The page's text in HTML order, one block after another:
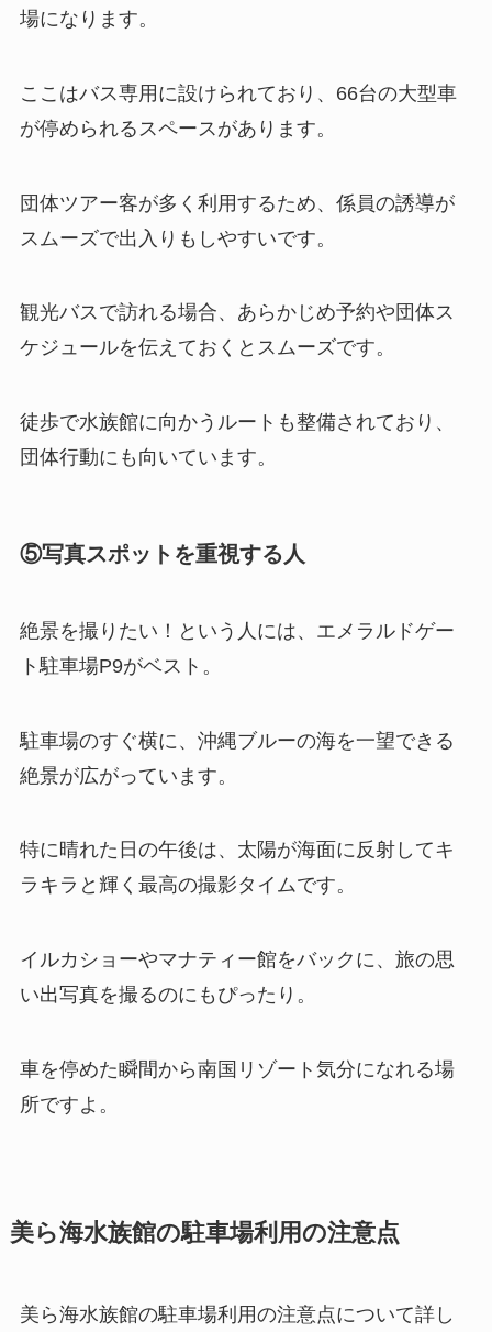
場になります。
ここはバス専用に設けられており、66台の大型車
が停められるスペースがあります。
団体ツアー客が多く利用するため、係員の誘導が
スムーズで出入りもしやすいです。
観光バスで訪れる場合、あらかじめ予約や団体ス
ケジュールを伝えておくとスムーズです。
徒歩で水族館に向かうルートも整備されており、
団体行動にも向いています。
⑤写真スポットを重視する人
絶景を撮りたい！という人には、エメラルドゲー
ト駐車場P9がベスト。
駐車場のすぐ横に、沖縄ブルーの海を一望できる
絶景が広がっています。
特に晴れた日の午後は、太陽が海面に反射してキ
ラキラと輝く最高の撮影タイムです。
イルカショーやマナティー館をバックに、旅の思
い出写真を撮るのにもぴったり。
車を停めた瞬間から南国リゾート気分になれる場
所ですよ。
美ら海水族館の駐車場利用の注意点
美ら海水族館の駐車場利用の注意点について詳し